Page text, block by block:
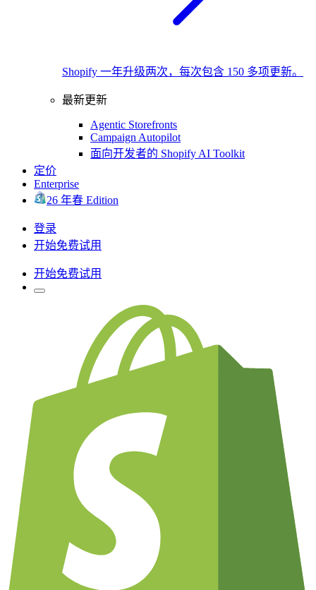
Shopify 一年升级两次，每次包含 150 多项更新。
最新更新
Agentic Storefronts
Campaign Autopilot
面向开发者的 Shopify AI Toolkit
定价
Enterprise
26 年春 Edition
登录
开始免费试用
开始免费试用